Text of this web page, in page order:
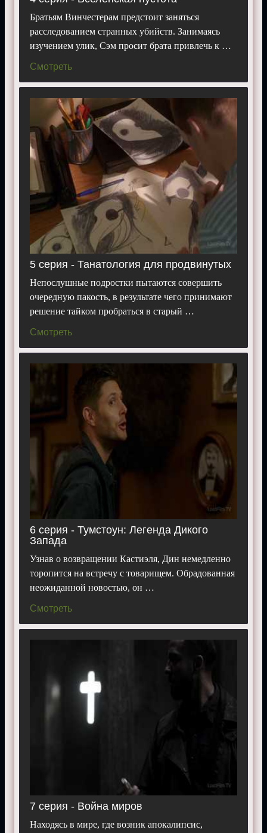
Братьям Винчестерам предстоит заняться
расследованием странных убийств. Занимаясь
изучением улик, Сэм просит брата привлечь к …
Смотреть
5 серия - Танатология для продвинутых
Непослушные подростки пытаются совершить
очередную пакость, в результате чего принимают
решение тайком пробраться в старый …
Смотреть
6 серия - Тумстоун: Легенда Дикого
Запада
Узнав о возвращении Кастиэля, Дин немедленно
торопится на встречу с товарищем. Обрадованная
неожиданной новостью, он …
Смотреть
7 серия - Война миров
Находясь в мире, где возник апокалипсис,